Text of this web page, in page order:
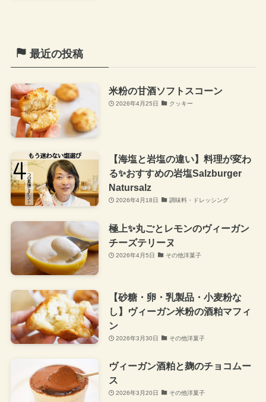
最近の投稿
米粉の甘酒ソフトスコーン
2026年4月25日 クッキー
【海塩と岩塩の違い】料理が変わ
る✨おすすめの岩塩Salzburger
Natursalz
2026年4月18日 調味料・ドレッシング
極上✨丸ごとレモンのヴィーガン
チーズテリーヌ
2026年4月5日 その他洋菓子
【砂糖・卵・乳製品・小麦粉な
し】ヴィーガン米粉の酒粕マフィ
ン
2026年3月30日 その他洋菓子
ヴィーガン酒粕と麹のチョコムー
ス
2026年3月20日 その他洋菓子